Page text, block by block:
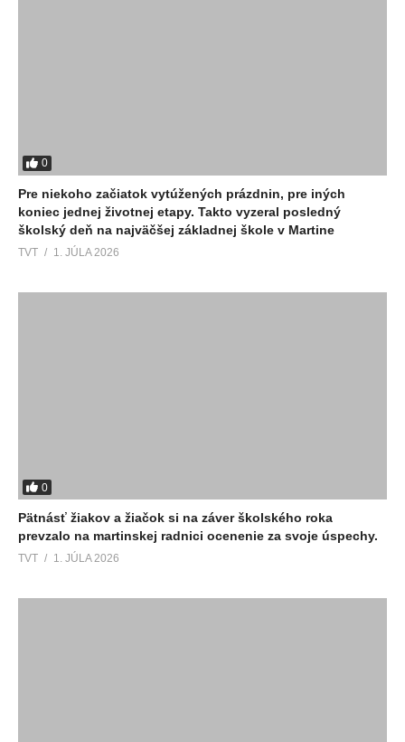
0
Pre niekoho začiatok vytúžených prázdnin, pre iných
koniec jednej životnej etapy. Takto vyzeral posledný
školský deň na najväčšej základnej škole v Martine
TVT 1. JÚLA 2026
0
Pätnásť žiakov a žiačok si na záver školského roka
prevzalo na martinskej radnici ocenenie za svoje úspechy.
TVT 1. JÚLA 2026